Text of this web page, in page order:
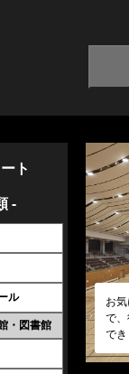
ト
-
ル
・図書館
お
で
で